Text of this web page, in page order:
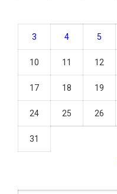
3 4 5
10 11 12
17 18 19
24 25 26
31